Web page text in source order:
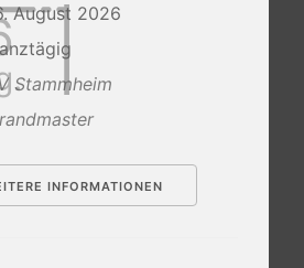
August 2026
Stammheim
INFORMATIONEN